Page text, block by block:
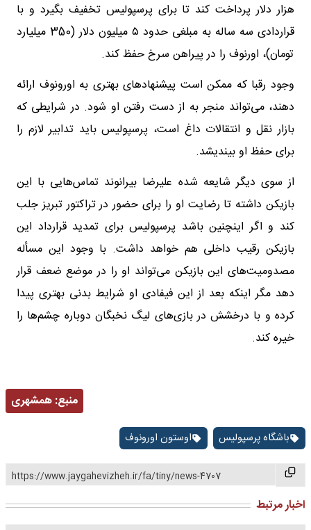
هزار دلار پرداخت کند تا برای پرسپولیس تخفیف بگیرد و با
قراردادی سه ساله به مبلغی حدود ۵ میلیون دلار (350 میلیارد
تومان)، اورنوف را در پیراهن سرخ حفظ کند.
وجود رقبا که ممکن است پیشنهادهای بهتری به اورونوف ارائه
دهند، می‌تواند منجر به از دست رفتن او شود. در شرایطی که
بازار نقل و انتقالات داغ است، پرسپولیس باید تدابیر لازم را
برای حفظ او بیندیشد.
از سوی دیگر شایعه شده علیرضا بیرانوند تماس‌هایی با این
بازیکن داشته تا رضایت او را برای حضور در تراکتور تبریز جلب
کند و اگر اینچنین باشد پرسپولیس برای تمدید قرارداد این
بازیکن رقیب داخلی هم خواهد داشت. با وجود این مسأله
مصدومیت‌های این بازیکن می‌تواند او را در موضع ضعف قرار
دهد مگر اینکه بعد از این فیفادی او شرایط بدنی بهتری پیدا
کرده و با درخشش در بازی‌های لیگ نخبگان دوباره چشم‌ها را
خیره کند.
منبع:همشهری
باشگاه پرسپولیس اوستون اورونوف
https://www.jaygahevizheh.ir/fa/tiny/news-4707
اخبار مرتبط